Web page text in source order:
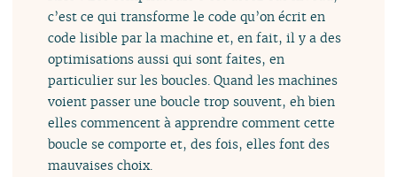
c’est ce qui transforme le code qu’on écrit en
code lisible par la machine et, en fait, il y a des
optimisations aussi qui sont faites, en
particulier sur les boucles. Quand les machines
voient passer une boucle trop souvent, eh bien
elles commencent à apprendre comment cette
boucle se comporte et, des fois, elles font des
mauvaises choix.